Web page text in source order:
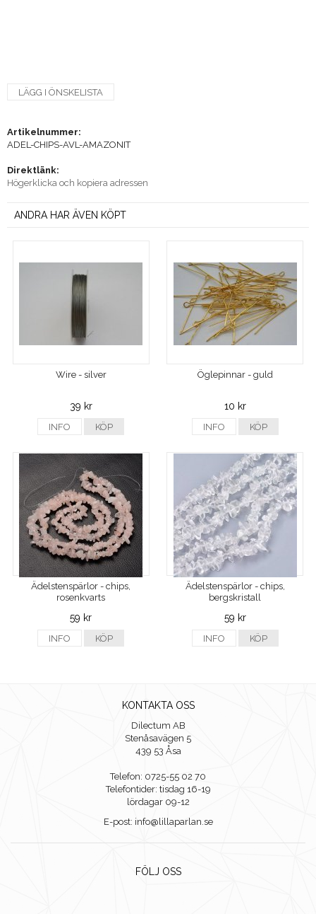
LÄGG I ÖNSKELISTA
Artikelnummer:
ADEL-CHIPS-AVL-AMAZONIT
Direktlänk:
Högerklicka och kopiera adressen
ANDRA HAR ÄVEN KÖPT
Wire - silver
39 kr
INFO KÖP
Öglepinnar - guld
10 kr
INFO KÖP
Ädelstenspärlor - chips,
rosenkvarts
59 kr
INFO KÖP
Ädelstenspärlor - chips,
bergskristall
59 kr
INFO KÖP
KONTAKTA OSS
Dilectum AB
Stenåsavägen 5
439 53 Åsa
Telefon: 0725-55 02 70
Telefontider: tisdag 16-19
lördagar 09-12
E-post: info@lillaparlan.se
FÖLJ OSS